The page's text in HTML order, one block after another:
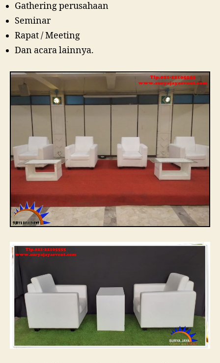
Gathering perusahaan
Seminar
Rapat / Meeting
Dan acara lainnya.